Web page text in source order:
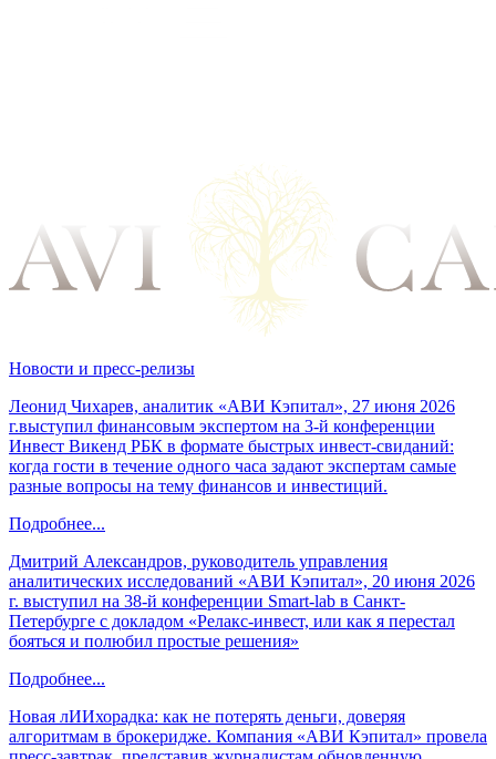
Новости и пресс-релизы
Леонид Чихарев, аналитик «АВИ Кэпитал», 27 июня 2026
г.выступил финансовым экспертом на 3-й конференции
Инвест Викенд РБК в формате быстрых инвест-свиданий:
когда гости в течение одного часа задают экспертам самые
разные вопросы на тему финансов и инвестиций.
Подробнее...
Дмитрий Александров, руководитель управления
аналитических исследований «АВИ Кэпитал», 20 июня 2026
г. выступил на 38-й конференции Smart-lab в Санкт-
Петербурге с докладом «Релакс-инвест, или как я перестал
бояться и полюбил простые решения»
Подробнее...
Новая лИИхорадка: как не потерять деньги, доверяя
алгоритмам в брокеридже. Компания «АВИ Кэпитал» провела